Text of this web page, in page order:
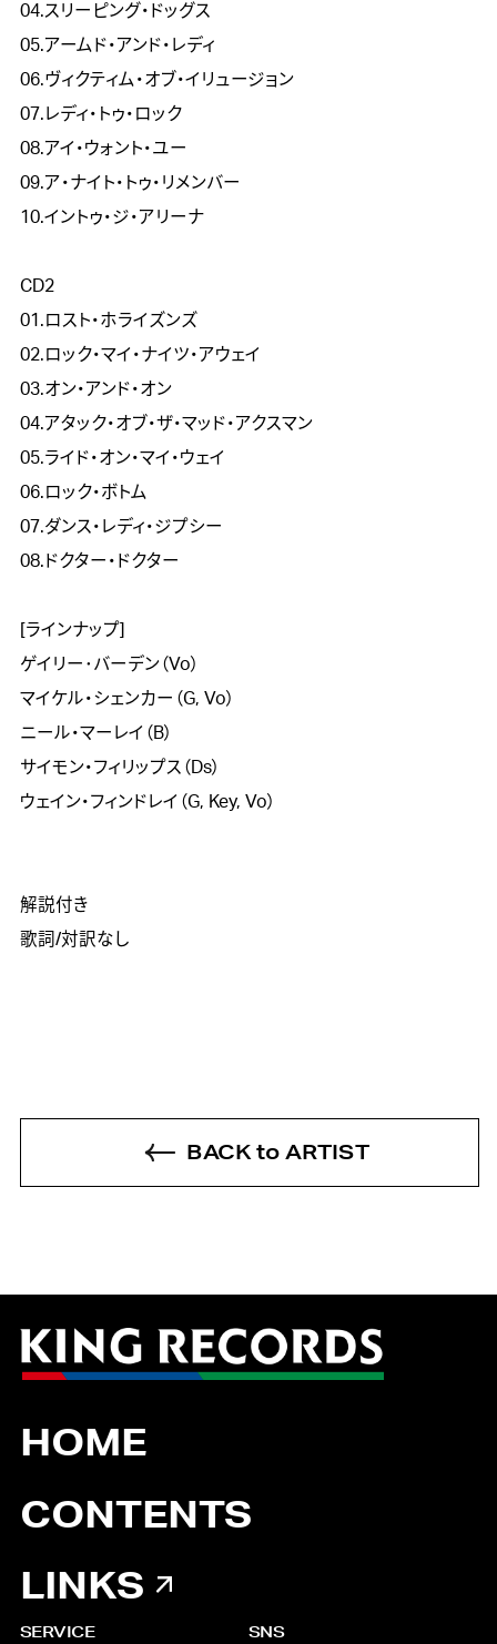
04.スリーピング・ドッグス
05.アームド・アンド・レディ
06.ヴィクティム・オブ・イリュージョン
07.レディ・トゥ・ロック
08.アイ・ウォント・ユー
09.ア・ナイト・トゥ・リメンバー
10.イントゥ・ジ・アリーナ
CD2
01.ロスト・ホライズンズ
02.ロック・マイ・ナイツ・アウェイ
03.オン・アンド・オン
04.アタック・オブ・ザ・マッド・アクスマン
05.ライド・オン・マイ・ウェイ
06.ロック・ボトム
07.ダンス・レディ・ジプシー
08.ドクター・ドクター
[ラインナップ]
ゲイリー･バーデン（Vo）
マイケル・シェンカー（G, Vo）
ニール・マーレイ（B）
サイモン・フィリップス（Ds）
ウェイン・フィンドレイ（G, Key, Vo）
解説付き
歌詞/対訳なし
BACK to ARTIST
HOME
CONTENTS
LINKS
SERVICE SNS